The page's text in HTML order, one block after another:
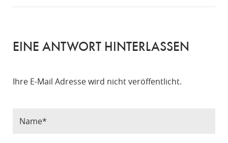
EINE ANTWORT HINTERLASSEN
Ihre E-Mail Adresse wird nicht veröffentlicht.